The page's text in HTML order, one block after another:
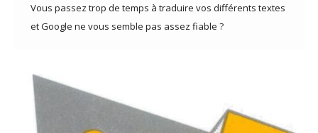
Vous passez trop de temps à traduire vos différents textes
et Google ne vous semble pas assez fiable ?